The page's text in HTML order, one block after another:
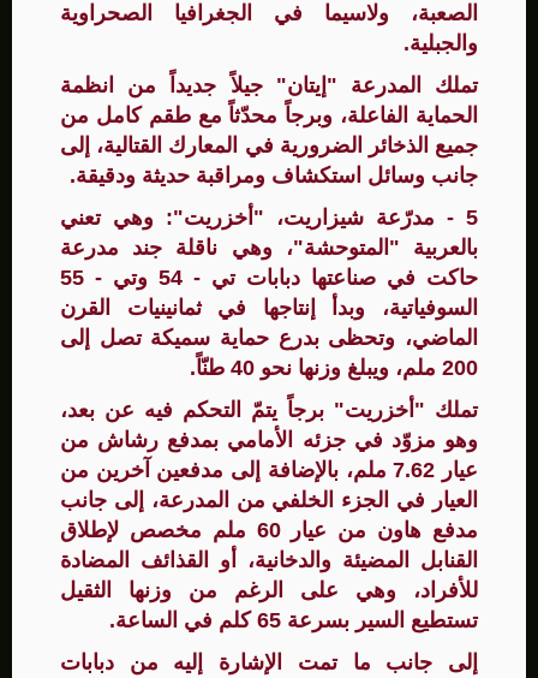
الصعبة، ولاسيما في الجغرافيا الصحراوية
والجبلية.
تملك المدرعة "إيتان" جيلاً جديداً من انظمة
الحماية الفاعلة، وبرجاً محدّثاً مع طقم كامل من
جميع الذخائر الضرورية في المعارك القتالية، إلى
جانب وسائل استكشاف ومراقبة حديثة ودقيقة.
5 - مدرّعة شيزاريت، "أخزريت": وهي تعني
بالعربية "المتوحشة"، وهي ناقلة جند مدرعة
حاكت في صناعتها دبابات تي - 54 وتي - 55
السوفياتية، وبدأ إنتاجها في ثمانينيات القرن
الماضي، وتحظى بدرع حماية سميكة تصل إلى
200 ملم، ويبلغ وزنها نحو 40 طنّاً.
تملك "أخزريت" برجاً يتمّ التحكم فيه عن بعد،
وهو مزوّد في جزئه الأمامي بمدفع رشاش من
عيار 7.62 ملم، بالإضافة إلى مدفعين آخرين من
العيار في الجزء الخلفي من المدرعة، إلى جانب
مدفع هاون من عيار 60 ملم مخصص لإطلاق
القنابل المضيئة والدخانية، أو القذائف المضادة
للأفراد، وهي على الرغم من وزنها الثقيل
تستطيع السير بسرعة 65 كلم في الساعة.
إلى جانب ما تمت الإشارة إليه من دبابات